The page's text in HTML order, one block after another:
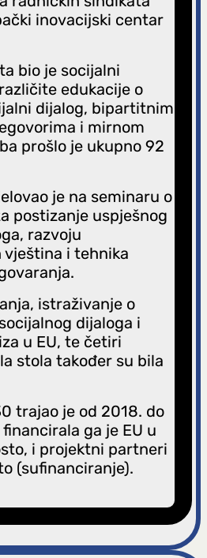
inovacijski centar
bio je socijalni
edukacije o
dijalog, bipartitnim
i mirnom
prošlo je ukupno 92
je na seminaru o
postizanje uspješnog
razvoju
vještina i tehnika
istraživanje o
dijaloga i
u EU, te četiri
stola također su bila
trajao je od 2018. do
ga je EU u
i projektni partneri
(sufinanciranje).